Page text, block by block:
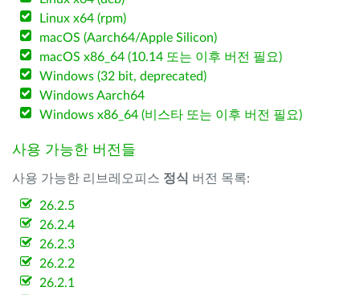
Linux x64 (rpm)
macOS (Aarch64/Apple Silicon)
macOS x86_64 (10.14 또는 이후 버전 필요)
Windows (32 bit, deprecated)
Windows Aarch64
Windows x86_64 (비스타 또는 이후 버전 필요)
사용 가능한 버전들
사용 가능한 리브레오피스 정식 버전 목록:
26.2.5
26.2.4
26.2.3
26.2.2
26.2.1